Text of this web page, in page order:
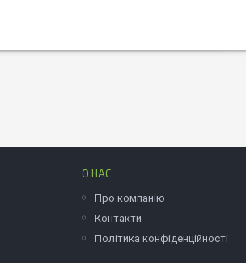
О НАС
Про компанію
Контакти
Політика конфіденційності